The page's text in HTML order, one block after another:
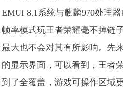
EMUI 8.1系统与麒麟970处理
帧率模式玩王者荣耀毫不掉链
最大也不会对其有所影响。先
的显示界面，可以看到，王者
到了全覆盖，游戏可操作区域